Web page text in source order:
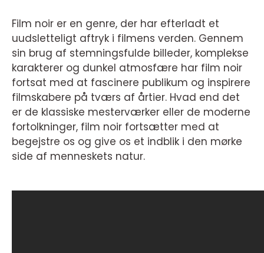
Film noir er en genre, der har efterladt et
uudsletteligt aftryk i filmens verden. Gennem
sin brug af stemningsfulde billeder, komplekse
karakterer og dunkel atmosfære har film noir
fortsat med at fascinere publikum og inspirere
filmskabere på tværs af årtier. Hvad end det
er de klassiske mesterværker eller de moderne
fortolkninger, film noir fortsætter med at
begejstre os og give os et indblik i den mørke
side af menneskets natur.